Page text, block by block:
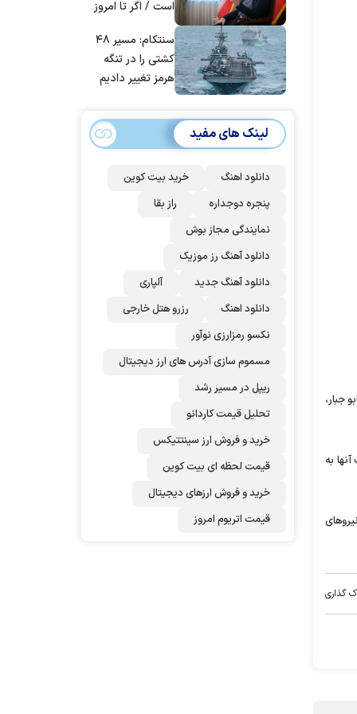
جبار،
به
گذاری
است / اگر تا امروز
مردم ایران استسنتکام: مسیر ۴۸
کشتی را در تنگه
هرمز تغییر دادیم
لینک های مفید
دانلود اهنگ
خرید بیت کوین
پنجره دوجداره
راز بقا
نمایندگی مجاز بوش
دانلود آهنگ رز‌ موزیک
دانلود آهنگ جدید
آلپاری
دانلود اهنگ
رزرو هتل خارجی
نکسو رمزارزی نوآور
مسموم سازی آدرس های ارز دیجیتال
ریپل در مسیر رشد
تحلیل قیمت کاردانو
خرید و فروش ارز سینتتیکس
قیمت لحظه ای بیت کوین
خرید و فروش ارزهای دیجیتال
قیمت اتریوم امروز